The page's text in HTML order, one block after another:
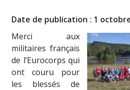
Date de publication : 1
Merci aux
militaires français
de l’Eurocorps qui
ont couru pour
les blessés de